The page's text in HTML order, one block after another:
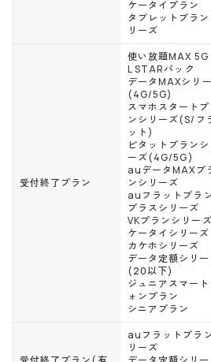
ケータイプラン
タブレットプラン
リーズ
受付終了プラン
使い放題MAX 5G
L STARパック
データMAXシリ
(4G/5G)
スマホスタートプ
ンシリーズ(S/フ
ット)
ピタットプランシ
ーズ(4G/5G)
auデータMAXプ
ンシリーズ
auフラットプラ
プラスシリーズ
VKプランシリーズ
ケータイシリーズ
カケホシリーズ
データ定額シリ
(20以下)
ジュニアスマート
ォンプラン
シニアプラン
auフラットプラ
リーズ